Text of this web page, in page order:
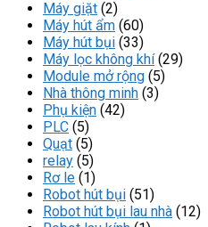
Máy giặt (2)
Máy hút ẩm (60)
Máy hút bụi (33)
Máy lọc không khí(29)
Module mở rộng (5)
Nhà thông minh (3)
Phụ kiện (42)
PLC (5)
Quạt (5)
relay (5)
Rơ le (1)
Robot hút bụi (51)
Robot hút bụi lau nhà (12)